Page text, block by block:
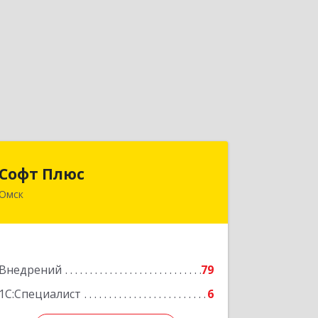
Софт Плюс
Внедрений
79
1С:Специалист
6